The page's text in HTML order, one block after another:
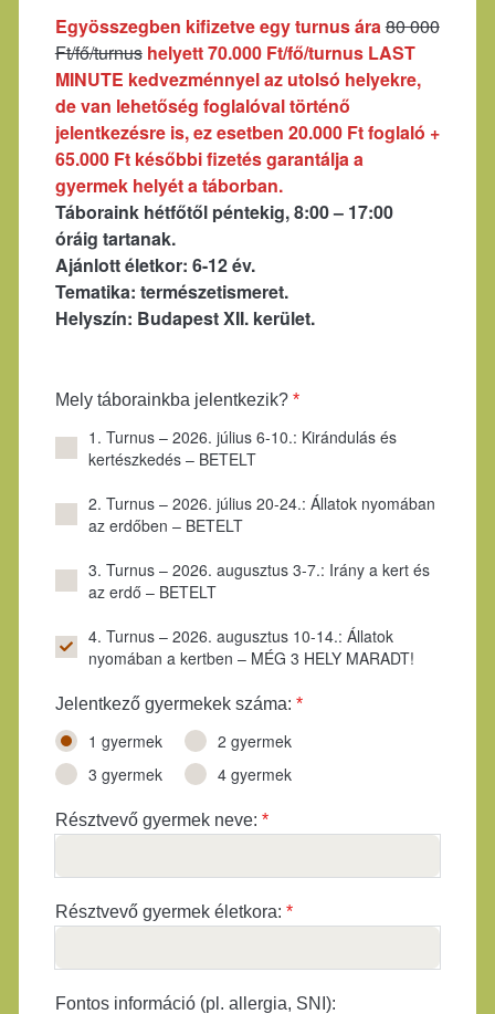
Egyösszegben kifizetve egy turnus ára80 000
Ft/fő/turnus helyett70.000 Ft/fő/turnus LAST
MINUTE kedvezménnyel az utolsó helyekre,
de van lehetőség foglalóval történő
jelentkezésre is, ez esetben 20.000 Ft foglaló +
65.000 Ft későbbi fizetés garantálja a
gyermek helyét a táborban.
Táboraink hétfőtől péntekig, 8:00 – 17:00
óráig tartanak.
Ajánlott életkor: 6-12 év.
Tematika: természetismeret.
Helyszín: Budapest XII. kerület.
Mely táborainkba jelentkezik? *
1. Turnus – 2026. július 6-10.: Kirándulás és
kertészkedés – BETELT
2. Turnus – 2026. július 20-24.: Állatok nyomában
az erdőben – BETELT
3. Turnus – 2026. augusztus 3-7.: Irány a kert és
az erdő – BETELT
4. Turnus – 2026. augusztus 10-14.: Állatok
nyomában a kertben – MÉG 3 HELY MARADT!
Jelentkező gyermekek száma: *
1 gyermek
2 gyermek
3 gyermek
4 gyermek
Résztvevő gyermek neve: *
Résztvevő gyermek életkora: *
Fontos információ (pl. allergia, SNI):